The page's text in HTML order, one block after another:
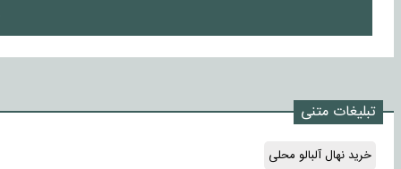
تبلیغات متنی
خرید نهال آلبالو محلی